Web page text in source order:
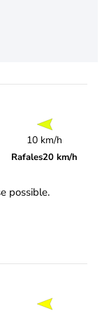
10 km/h
Rafales20 km/h
possible.